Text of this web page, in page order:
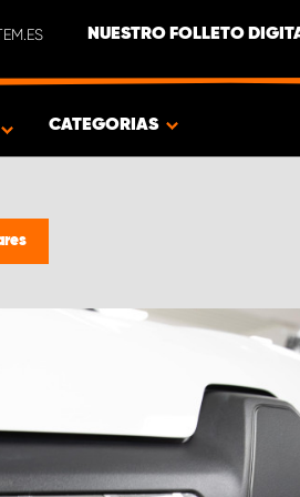
NUESTRO FOLLETO
CATEGORIAS